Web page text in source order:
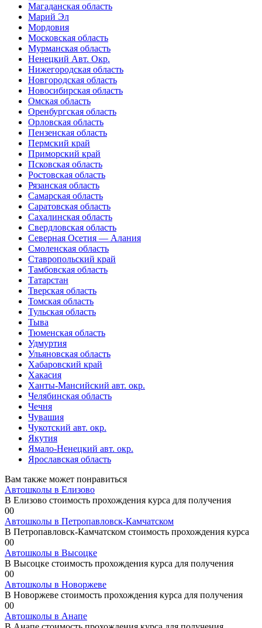
Магаданская область
Марий Эл
Мордовия
Московская область
Мурманская область
Ненецкий Авт. Окр.
Нижегородская область
Новгородская область
Новосибирская область
Омская область
Оренбургская область
Орловская область
Пензенская область
Пермский край
Приморский край
Псковская область
Ростовская область
Рязанская область
Самарская область
Саратовская область
Сахалинская область
Свердловская область
Северная Осетия — Алания
Смоленская область
Ставропольский край
Тамбовская область
Татарстан
Тверская область
Томская область
Тульская область
Тыва
Тюменская область
Удмуртия
Ульяновская область
Хабаровский край
Хакасия
Ханты-Мансийский авт. окр.
Челябинская область
Чечня
Чувашия
Чукотский авт. окр.
Якутия
Ямало-Ненецкий авт. окр.
Ярославская область
Вам также может понравиться
Автошколы в Елизово
В Елизово стоимость прохождения курса для получения
00
Автошколы в Петропавловск-Камчатском
В Петропавловск-Камчатском стоимость прохождения курса
00
Автошколы в Высоцке
В Высоцке стоимость прохождения курса для получения
00
Автошколы в Новоржеве
В Новоржеве стоимость прохождения курса для получения
00
Автошколы в Анапе